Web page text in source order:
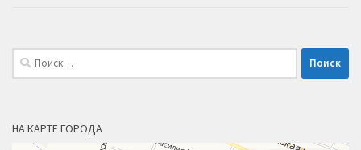
Найти:
НА КАРТЕ ГОРОДА